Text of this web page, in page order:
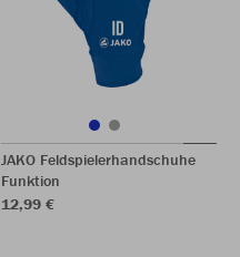
JAKO Feldspielerhandschuhe
Funktion
12,99 €